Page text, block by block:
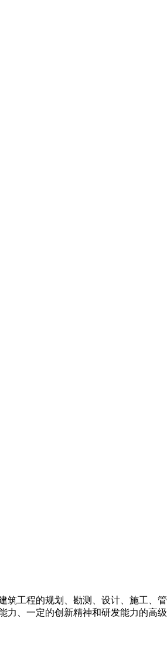
工程的规划、勘测、设计、施工、
、一定的创新精神和研发能力的高级